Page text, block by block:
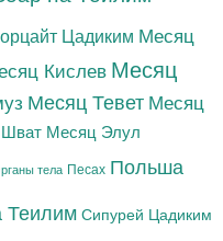
Цадиким Месяц
Кислев Месяц
Месяц Тевет Месяц
Месяц Элул
тела Песах Польша
Теилим Сипурей Цадиким